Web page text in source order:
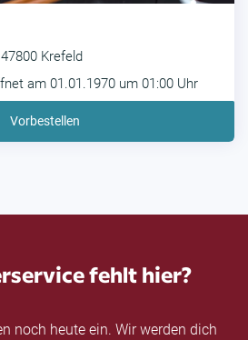
Krefeld
am 01.01.1970 um 01:00 Uhr
Vorbestellen
fehlt hier?
noch heute ein. Wir werden dich